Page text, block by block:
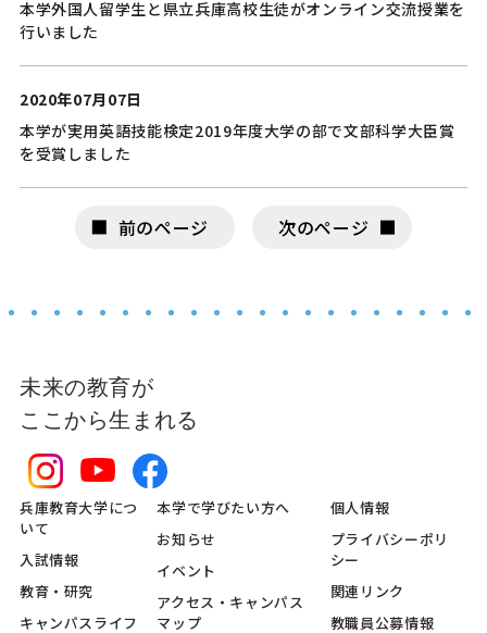
本学外国人留学生と県立兵庫高校生徒がオンライン交流授業を
行いました
2020年07月07日
本学が実用英語技能検定2019年度大学の部で文部科学大臣賞
を受賞しました
前のページ 次のページ
未来の教育が
ここから生まれる
兵庫教育大学につ
いて
入試情報
教育・研究
キャンパスライフ
本学で学びたい方へ
お知らせ
イベント
アクセス・キャンパス
マップ
個人情報
プライバシーポリ
シー
関連リンク
教職員公募情報